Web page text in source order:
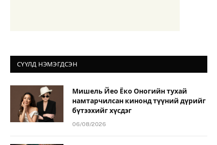
СҮҮЛД НЭМЭГДСЭН
Мишель Йео Ёко Оногийн тухай
намтарчилсан кинонд түүний дүрийг
бүтээхийг хүсдэг
06/08/2026